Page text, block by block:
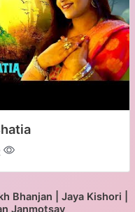
Bhanjan | Jaya Kishori |
Janmotsav